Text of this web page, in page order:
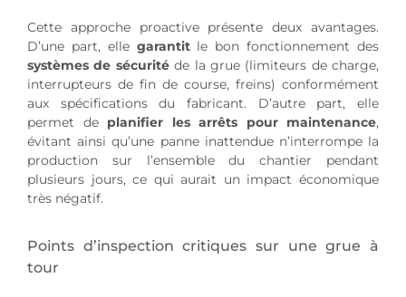
Cette approche proactive présente deux avantages.
D’une part, elle garantitle bon fonctionnement des
systèmes de sécuritéde la grue (limiteurs de charge,
interrupteurs de fin de course, freins) conformément
aux spécifications du fabricant. D’autre part, elle
permet de planifier les arrêts pour maintenance,
évitant ainsi qu’une panne inattendue n’interrompe la
production sur l’ensemble du chantier pendant
plusieurs jours, ce qui aurait un impact économique
très négatif.
Points d’inspection critiques sur une grue à
tour